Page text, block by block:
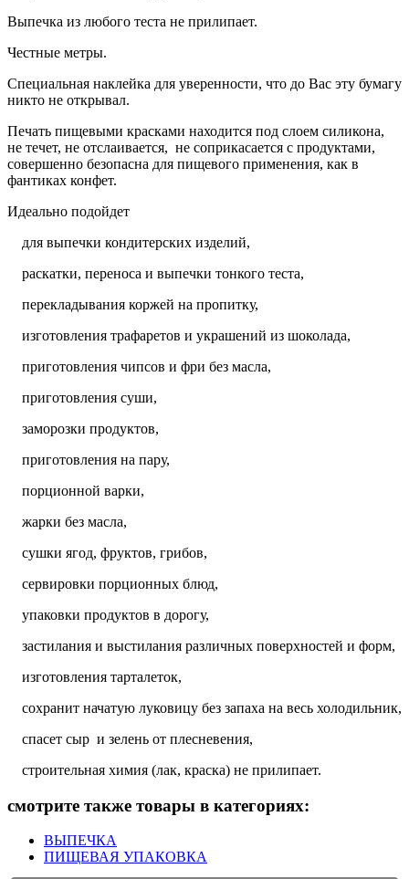
Выпечка из любого теста не прилипает.
Честные метры.
Специальная наклейка для уверенности, что до Вас эту бумагу
никто не открывал.
Печать пищевыми красками находится под слоем силикона,
не течет, не отслаивается, не соприкасается с продуктами,
совершенно безопасна для пищевого применения, как в
фантиках конфет.
Идеально подойдет
для выпечки кондитерских изделий,
раскатки, переноса и выпечки тонкого теста,
перекладывания коржей на пропитку,
изготовления трафаретов и украшений из шоколада,
приготовления чипсов и фри без масла,
приготовления суши,
заморозки продуктов,
приготовления на пару,
порционной варки,
жарки без масла,
сушки ягод, фруктов, грибов,
сервировки порционных блюд,
упаковки продуктов в дорогу,
застилания и выстилания различных поверхностей и форм,
изготовления тарталеток,
сохранит начатую луковицу без запаха на весь холодильник,
спасет сыр и зелень от плесневения,
строительная химия (лак, краска) не прилипает.
смотрите также товары в категориях:
ВЫПЕЧКА
ПИЩЕВАЯ УПАКОВКА